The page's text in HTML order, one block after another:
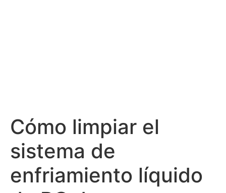
Cómo limpiar el
sistema de
enfriamiento líquido